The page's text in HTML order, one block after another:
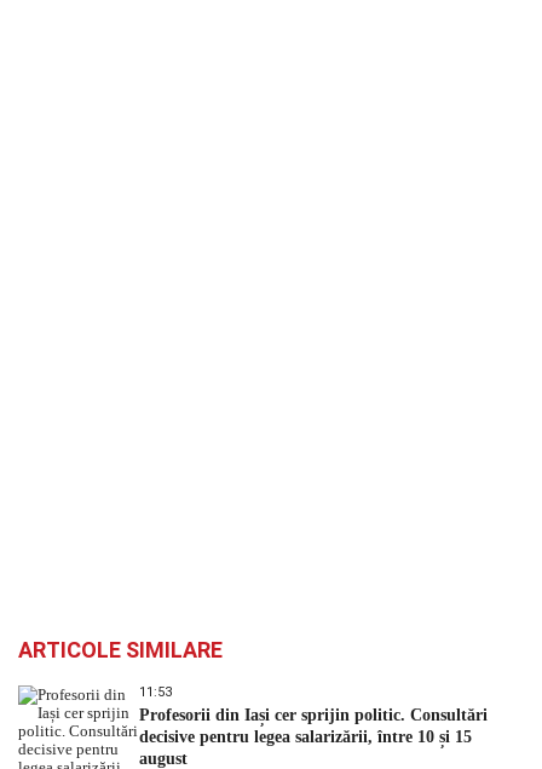
ARTICOLE SIMILARE
11:53
Profesorii din Iași cer sprijin politic. Consultări
decisive pentru legea salarizării, între 10 și 15
august